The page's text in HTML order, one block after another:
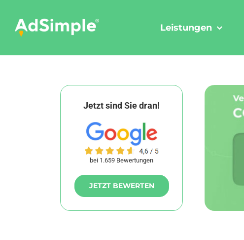
content
Leistungen
Jetzt sind Sie dran!
bei 1.659 Bewertungen
JETZT BEWERTEN